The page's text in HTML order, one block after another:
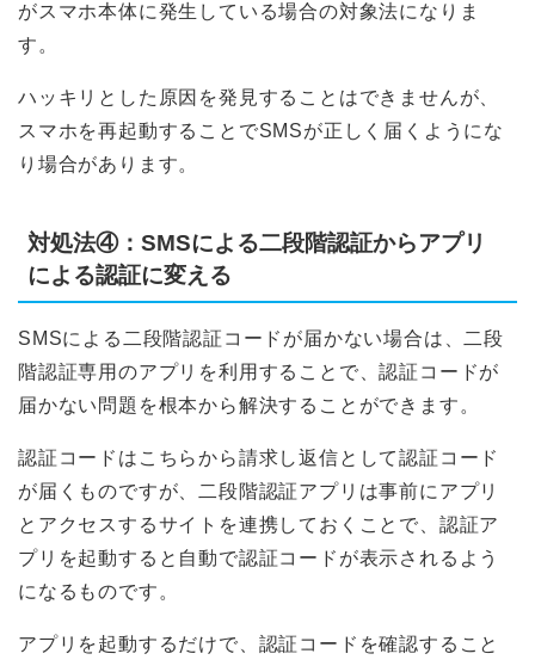
がスマホ本体に発生している場合の対象法になりま
す。
ハッキリとした原因を発見することはできませんが、
スマホを再起動することでSMSが正しく届くようにな
り場合があります。
対処法④：SMSによる二段階認証からアプリ
による認証に変える
SMSによる二段階認証コードが届かない場合は、二段
階認証専用のアプリを利用することで、認証コードが
届かない問題を根本から解決することができます。
認証コードはこちらから請求し返信として認証コード
が届くものですが、二段階認証アプリは事前にアプリ
とアクセスするサイトを連携しておくことで、認証ア
プリを起動すると自動で認証コードが表示されるよう
になるものです。
アプリを起動するだけで、認証コードを確認すること